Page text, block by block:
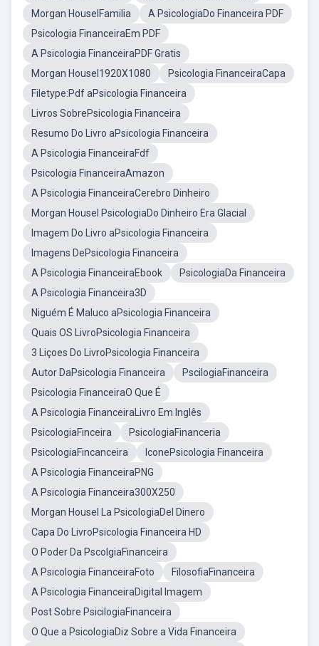
Morgan HouselFamilia
A PsicologiaDo Financeira PDF
Psicologia FinanceiraEm PDF
A Psicologia FinanceiraPDF Gratis
Morgan Housel1920X1080
Psicologia FinanceiraCapa
Filetype:Pdf aPsicologia Financeira
Livros SobrePsicologia Financeira
Resumo Do Livro aPsicologia Financeira
A Psicologia FinanceiraFdf
Psicologia FinanceiraAmazon
A Psicologia FinanceiraCerebro Dinheiro
Morgan Housel PsicologiaDo Dinheiro Era Glacial
Imagem Do Livro aPsicologia Financeira
Imagens DePsicologia Financeira
A Psicologia FinanceiraEbook
PsicologiaDa Financeira
A Psicologia Financeira3D
Niguém É Maluco aPsicologia Financeira
Quais OS LivroPsicologia Financeira
3 Liçoes Do LivroPsicologia Financeira
Autor DaPsicologia Financeira
PscilogiaFinanceira
Psicologia FinanceiraO Que É
A Psicologia FinanceiraLivro Em Inglês
PsicologiaFinceira
PsicologiaFinanceria
PsicologiaFincanceira
IconePsicologia Financeira
A Psicologia FinanceiraPNG
A Psicologia Financeira300X250
Morgan Housel La PsicologiaDel Dinero
Capa Do LivroPsicologia Financeira HD
O Poder Da PscolgiaFinanceira
A Psicologia FinanceiraFoto
FilosofiaFinanceira
A Psicologia FinanceiraDigital Imagem
Post Sobre PsicilogiaFinanceira
O Que a PsicologiaDiz Sobre a Vida Financeira